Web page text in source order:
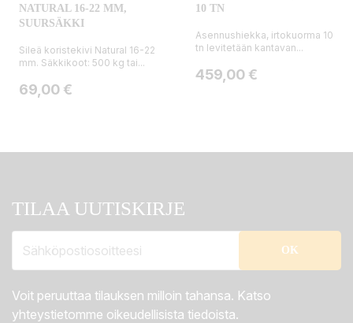
NATURAL 16-22 MM,
SUURSÄKKI
Sileä koristekivi Natural 16-22
mm. Säkkikoot: 500 kg tai...
Hinta
69,00 €
10 TN
Asennushiekka, irtokuorma 10
tn levitetään kantavan...
Hinta
459,00 €
TILAA UUTISKIRJE
Voit peruuttaa tilauksen milloin tahansa. Katso
yhteystietomme oikeudellisista tiedoista.